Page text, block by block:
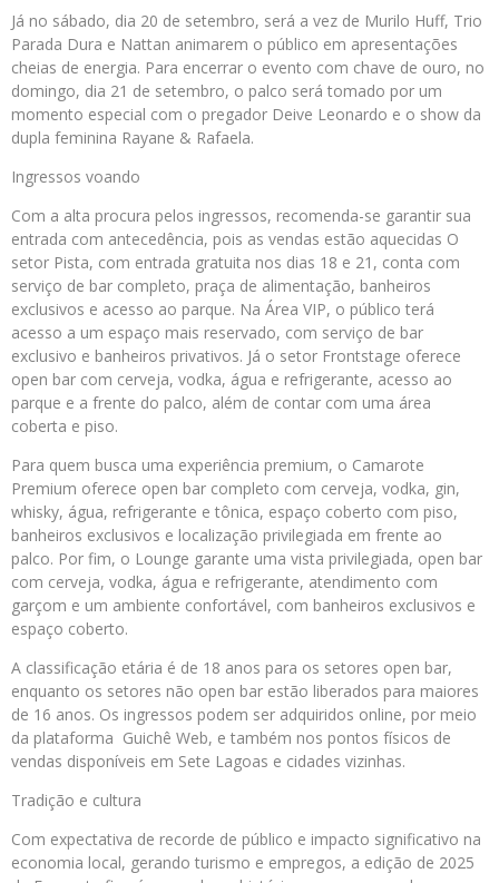
Já no sábado, dia 20 de setembro, será a vez de Murilo Huff, Trio
Parada Dura e Nattan animarem o público em apresentações
cheias de energia. Para encerrar o evento com chave de ouro, no
domingo, dia 21 de setembro, o palco será tomado por um
momento especial com o pregador Deive Leonardo e o show da
dupla feminina Rayane & Rafaela.
Ingressos voando
Com a alta procura pelos ingressos, recomenda-se garantir sua
entrada com antecedência, pois as vendas estão aquecidas O
setor Pista, com entrada gratuita nos dias 18 e 21, conta com
serviço de bar completo, praça de alimentação, banheiros
exclusivos e acesso ao parque. Na Área VIP, o público terá
acesso a um espaço mais reservado, com serviço de bar
exclusivo e banheiros privativos. Já o setor Frontstage oferece
open bar com cerveja, vodka, água e refrigerante, acesso ao
parque e a frente do palco, além de contar com uma área
coberta e piso.
Para quem busca uma experiência premium, o Camarote
Premium oferece open bar completo com cerveja, vodka, gin,
whisky, água, refrigerante e tônica, espaço coberto com piso,
banheiros exclusivos e localização privilegiada em frente ao
palco. Por fim, o Lounge garante uma vista privilegiada, open bar
com cerveja, vodka, água e refrigerante, atendimento com
garçom e um ambiente confortável, com banheiros exclusivos e
espaço coberto.
A classificação etária é de 18 anos para os setores open bar,
enquanto os setores não open bar estão liberados para maiores
de 16 anos. Os ingressos podem ser adquiridos online, por meio
da plataforma Guichê Web, e também nos pontos físicos de
vendas disponíveis em Sete Lagoas e cidades vizinhas.
Tradição e cultura
Com expectativa de recorde de público e impacto significativo na
economia local, gerando turismo e empregos, a edição de 2025